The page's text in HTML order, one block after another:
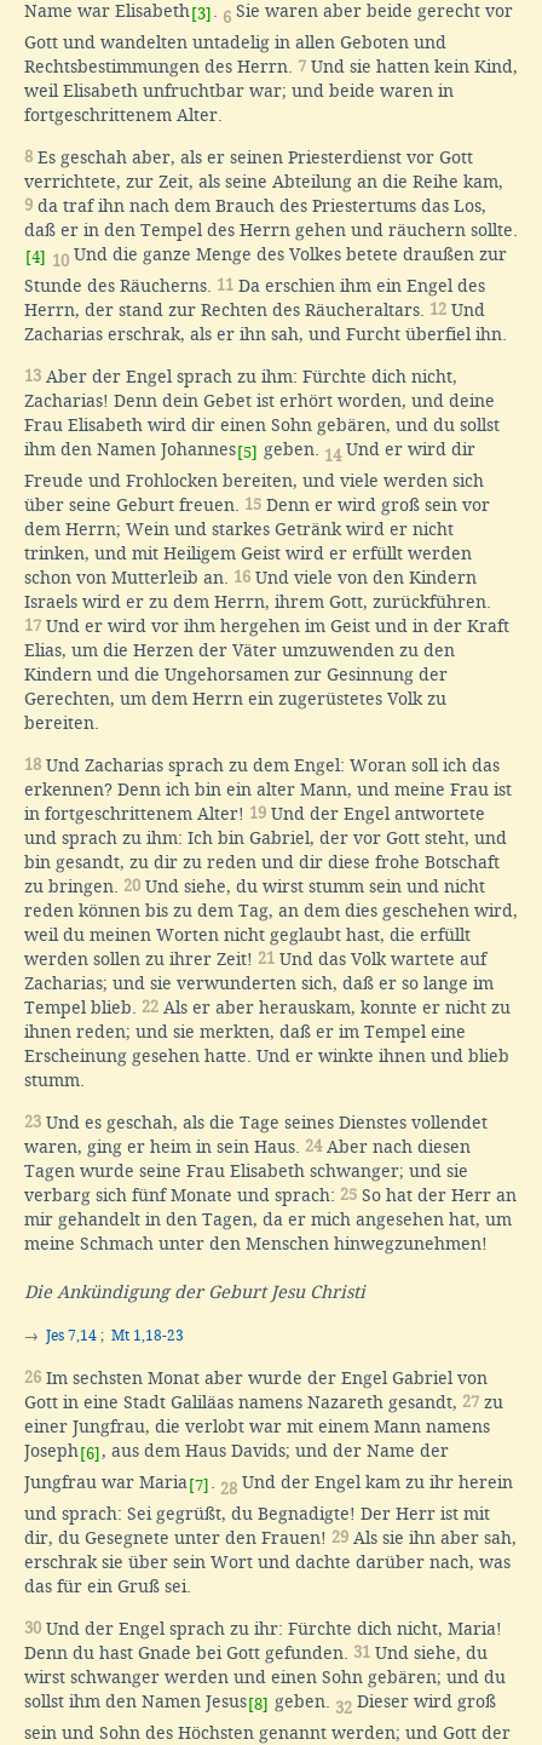
Name war Elisabeth [3] 6 Sie waren aber beide gerecht vor
Gott und wandelten untadelig in allen Geboten und
Rechtsbestimmungen des Herrn. 7 Und sie hatten kein Kind,
weil Elisabeth unfruchtbar war; und beide waren in
fortgeschrittenem Alter.
8 Es geschah aber, als er seinen Priesterdienst vor Gott
verrichtete, zur Zeit, als seine Abteilung an die Reihe kam,
9 da traf ihn nach dem Brauch des Priestertums das Los,
daß er in den Tempel des Herrn gehen und räuchern sollte.
[4] 10 Und die ganze Menge des Volkes betete draußen zur
Stunde des Räucherns. 11 Da erschien ihm ein Engel des
Herrn, der stand zur Rechten des Räucheraltars. 12 Und
Zacharias erschrak, als er ihn sah, und Furcht überfiel ihn.
13 Aber der Engel sprach zu ihm: Fürchte dich nicht,
Zacharias! Denn dein Gebet ist erhört worden, und deine
Frau Elisabeth wird dir einen Sohn gebären, und du sollst
ihm den Namen Johannes [5] geben. 14 Und er wird dir
Freude und Frohlocken bereiten, und viele werden sich
über seine Geburt freuen. 15 Denn er wird groß sein vor
dem Herrn; Wein und starkes Getränk wird er nicht
trinken, und mit Heiligem Geist wird er erfüllt werden
schon von Mutterleib an. 16 Und viele von den Kindern
Israels wird er zu dem Herrn, ihrem Gott, zurückführen.
17 Und er wird vor ihm hergehen im Geist und in der Kraft
Elias, um die Herzen der Väter umzuwenden zu den
Kindern und die Ungehorsamen zur Gesinnung der
Gerechten, um dem Herrn ein zugerüstetes Volk zu
bereiten.
18 Und Zacharias sprach zu dem Engel: Woran soll ich das
erkennen? Denn ich bin ein alter Mann, und meine Frau ist
in fortgeschrittenem Alter! 19 Und der Engel antwortete
und sprach zu ihm: Ich bin Gabriel, der vor Gott steht, und
bin gesandt, zu dir zu reden und dir diese frohe Botschaft
zu bringen. 20 Und siehe, du wirst stumm sein und nicht
reden können bis zu dem Tag, an dem dies geschehen wird,
weil du meinen Worten nicht geglaubt hast, die erfüllt
werden sollen zu ihrer Zeit! 21 Und das Volk wartete auf
Zacharias; und sie verwunderten sich, daß er so lange im
Tempel blieb. 22 Als er aber herauskam, konnte er nicht zu
ihnen reden; und sie merkten, daß er im Tempel eine
Erscheinung gesehen hatte. Und er winkte ihnen und blieb
stumm.
23 Und es geschah, als die Tage seines Dienstes vollendet
waren, ging er heim in sein Haus. 24Aber nach diesen
Tagen wurde seine Frau Elisabeth schwanger; und sie
verbarg sich fünf Monate und sprach: 25 So hat der Herr an
mir gehandelt in den Tagen, da er mich angesehen hat, um
meine Schmach unter den Menschen hinwegzunehmen!
Die Ankündigung der Geburt Jesu Christi
→ Jes 7,14 ; Mt 1,18-23
26 Im sechsten Monat aber wurde der Engel Gabriel von
Gott in eine Stadt Galiläas namens Nazareth gesandt, 27 zu
einer Jungfrau, die verlobt war mit einem Mann namens
Joseph [6], aus dem Haus Davids; und der Name der
Jungfrau war Maria [7] 28 Und der Engel kam zu ihr herein
und sprach: Sei gegrüßt, du Begnadigte! Der Herr ist mit
dir, du Gesegnete unter den Frauen! 29 Als sie ihn aber sah,
erschrak sie über sein Wort und dachte darüber nach, was
das für ein Gruß sei.
30 Und der Engel sprach zu ihr: Fürchte dich nicht, Maria!
Denn du hast Gnade bei Gott gefunden. 31 Und siehe, du
wirst schwanger werden und einen Sohn gebären; und du
sollst ihm den Namen Jesus[8] geben. 32 Dieser wird groß
sein und Sohn des Höchsten genannt werden; und Gott der